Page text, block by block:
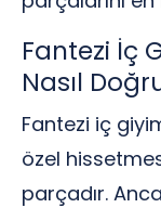
Fantezi İç
Nasıl
Fantezi iç
özel
parçadır.